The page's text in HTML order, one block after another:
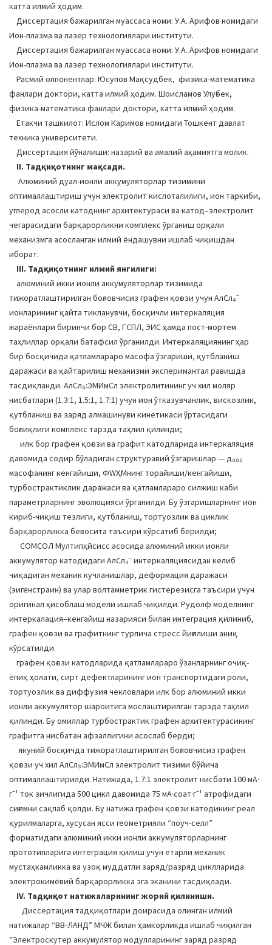
катта илмий ҳодим.
Диссертация бажарилган муассаса номи: У.А. Арифов номидаги
Ион-плазма ва лазер технологиялари институти.
Диссертация бажарилган муассаса номи: У.А. Арифов номидаги
Ион-плазма ва лазер технологиялари институти.
Расмий оппонентлар: Юсупов Мақсудбек, физика-математика
фанлари доктори, катта илмий ҳодим. Шоисламов Улуғбек,
физика-математика фанлари доктори, катта илмий ҳодим.
Етакчи ташкилот: Ислом Каримов номидаги Тошкент давлат
техника университети.
Диссертация йўналиши: назарий ва амалий аҳамиятга молик.
II. Тадқиқотнинг мақсади.
Алюминий дуал-ионли аккумуляторлар тизимини
оптималлаштириш учун электролит кислоталилиги, ион таркиби,
углерод асосли катоднинг архитектураси ва катод–электролит
чегарасидаги барқарорликни комплекс ўрганиш орқали
механизмга асосланган илмий ёндашувни ишлаб чиқишдан
иборат.
III. Тадқиқотнинг илмий янгилиги:
алюминий икки ионли аккумуляторлар тизимида
тижоратлаштирилган боғловчисиз графен қоғози учун АлCл₄⁻
ионларининг қайта тикланувчи, босқичли интеркаляция
жараёнлари биринчи бор CВ, ГCПЛ, ЭИС ҳамда пост-мортем
таҳлиллар орқали батафсил ўрганилди. Интеркаляциянинг ҳар
бир босқичида қатламлараро масофа ўзгариши, қутбланиш
даражаси ва қайтарилиш механизми эксперимантал равишда
тасдиқланди. АлCл₃:ЭМИмCл электролитининг уч хил моляр
нисбатлари (1.3:1, 1.5:1, 1.7:1) учун ион ўтказувчанлик, вискозлик,
қутбланиш ва заряд алмашинуви кинетикаси ўртасидаги
боғлиқлиги комплекс тарзда таҳлил қилинди;
илк бор графен қоғози ва графит катодларида интеркаляция
давомида содир бўладиган структуравий ўзгаришлар — д₀₀₂
масофанинг кенгайиши, ФWҲМнинг торайиши/кенгайиши,
турбострактиклик даражаси ва қатламлараро силжиш каби
параметрларнинг эволюцияси ўрганилди. Бу ўзгаришларнинг ион
кириб-чиқиш тезлиги, қутбланиш, тортуозлик ва циклик
барқарорликка бевосита таъсири кўрсатиб берилди;
CОМСОЛ Мултипҳйсиcс асосида алюминий икки ионли
аккумулятор катодидаги АлCл₄⁻ интеркаляциясидан келиб
чиқадиган механик кучланишлар, деформация даражаси
(эигенстраин) ва улар волтамметрик гистерезисга таъсири учун
оригинал ҳисоблаш модели ишлаб чиқилди. Рудолф моделнинг
интеркалация–кенгайиш назарияси билан интеграция қилиниб,
графен қоғози ва графитнинг турлича стресс йиғилиши аниқ
кўрсатилди.
графен қоғози катодларида қатламлараро ўзанларнинг очиқ-
ёпиқ ҳолати, сирт дефектларининг ион транспортидаги роли,
тортуозлик ва диффузия чекловлари илк бор алюминий икки
ионли аккумулятор шароитига мослаштирилган тарзда таҳлил
қилинди. Бу омиллар турбострактик графен архитектурасининг
графитга нисбатан афзаллигини асослаб берди;
якуний босқичда тижоратлаштирилган боғловчисиз графен
қоғози уч хил АлCл₃:ЭМИмCл электролит тизими бўйича
оптималлаштирилди. Натижада, 1.7:1 электролит нисбати 100 мА·
г⁻¹ ток зичлигида 500 цикл давомида 75 мА·соат·г⁻¹ атрофидаги
сиғимни сақлаб қолди. Бу натижа графен қоғози катодининг реал
қурилмаларга, хусусан ясси геометрияли “поуч-cелл”
форматидаги алюминий икки ионли аккумуляторларнинг
прототипларига интеграция қилиш учун етарли механик
мустаҳкамликка ва узоқ муддатли заряд/разряд циклларида
электрокимёвий барқарорликка эга эканини тасдиқлади.
IV. Тадқиқот натижаларининг жорий қилиниши.
Диссертация тадқиқотлари доирасида олинган илмий
натижалар “ВВ-ЛАНД” МЧЖ билан ҳамкорликда ишлаб чиқилган
“Электроскутер аккумулятор модулларининг заряд разряд